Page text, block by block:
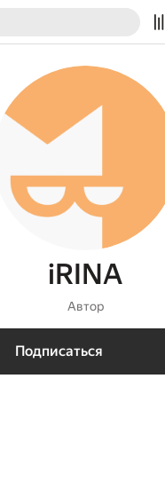
iRINA
Автор
Подписаться